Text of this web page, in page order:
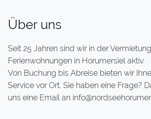
Über uns
Seit 25 Jahren sind wir in der
Ferienwohnungen in Horumersiel aktiv.
Von Buchung bis Abreise bieten wir
Service vor Ort. Sie haben eine Frage?
uns eine Email an